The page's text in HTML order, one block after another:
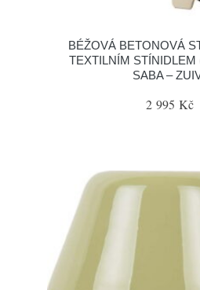
BÉŽOVÁ BETONOVÁ
TEXTILNÍM STÍNIDLEM
SABA –
2 995 Kč